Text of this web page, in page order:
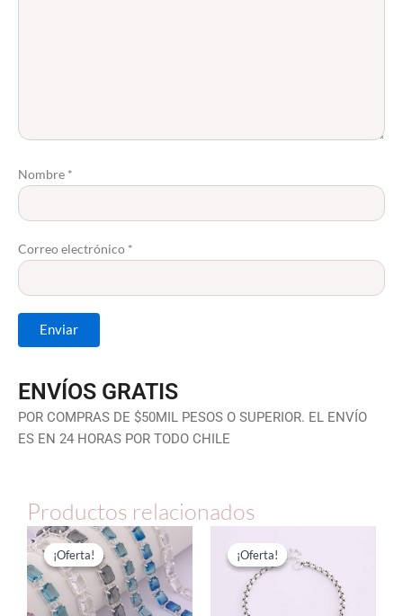
Nombre *
Correo electrónico *
ENVÍOS GRATIS
POR COMPRAS DE $50MIL PESOS O SUPERIOR. EL ENVÍO
ES EN 24 HORAS POR TODO CHILE
Productos relacionados
¡Oferta!
¡Oferta!
El
precio
original
era:
$167.480.
El
precio
actual
es:
$83.740.
¡Oferta!
¡Oferta!
precio
original
era:
actual
$27.500.